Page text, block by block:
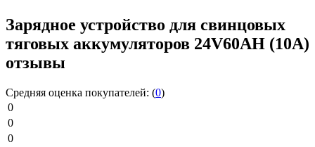
Зарядное устройство для свинцовых
тяговых аккумуляторов 24V60AН (10A)
отзывы
Средняя оценка покупателей: (0)
0
0
0